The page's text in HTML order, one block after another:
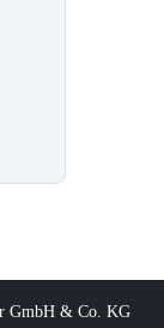
GmbH & Co. KG